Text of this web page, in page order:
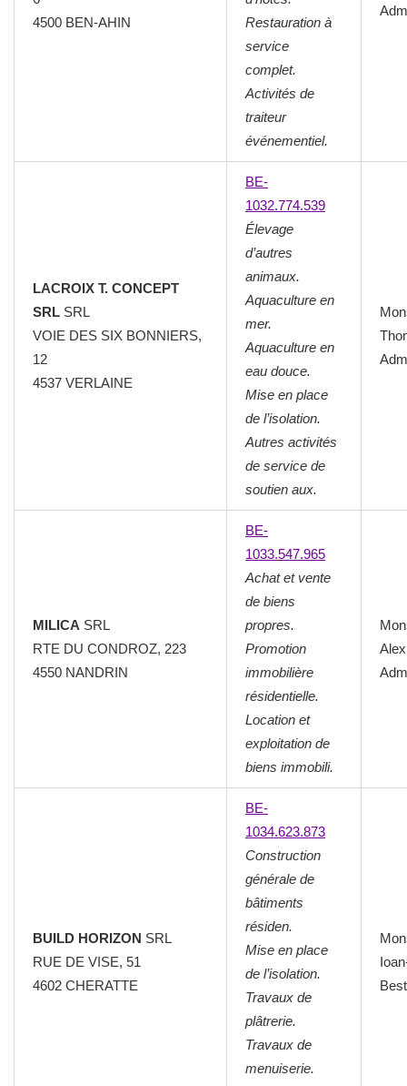
4500 BEN-AHIN
Restauration à
service
complet.
Activités de
traiteur
événementiel.
LACROIX T. CONCEPT
SRL SRL
VOIE DES SIX BONNIERS,
12
4537 VERLAINE
BE-
1032.774.539
Élevage
d’autres
animaux.
Aquaculture en
mer.
Aquaculture en
eau douce.
Mise en place
de l’isolation.
Autres activités
de service de
soutien aux.
MILICA SRL
RTE DU CONDROZ, 223
4550 NANDRIN
BE-
1033.547.965
Achat et vente
de biens
propres.
Promotion
immobilière
résidentielle.
Location et
exploitation de
biens immobili.
BUILD HORIZON SRL
RUE DE VISE, 51
4602 CHERATTE
BE-
1034.623.873
Construction
générale de
bâtiments
résiden.
Mise en place
de l’isolation.
Travaux de
plâtrerie.
Travaux de
menuiserie.